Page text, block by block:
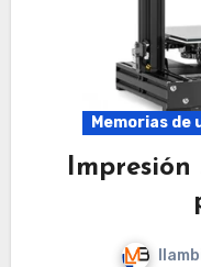
Memorias de
Impresión